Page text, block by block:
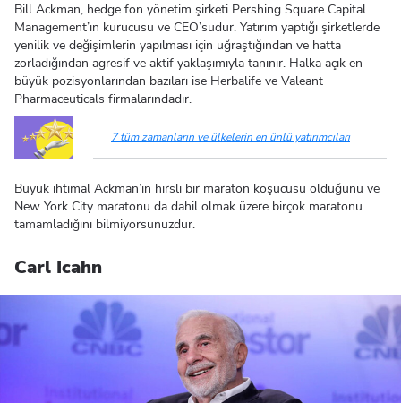
Bill Ackman, hedge fon yönetim şirketi Pershing Square Capital
Management’ın kurucusu ve CEO’sudur. Yatırım yaptığı şirketlerde
yenilik ve değişimlerin yapılması için uğraştığından ve hatta
zorladığından agresif ve aktif yaklaşımıyla tanınır. Halka açık en
büyük pozisyonlarından bazıları ise Herbalife ve Valeant
Pharmaceuticals firmalarındadır.
7 tüm zamanların ve ülkelerin en ünlü yatırımcıları
Büyük ihtimal Ackman’ın hırslı bir maraton koşucusu olduğunu ve
New York City maratonu da dahil olmak üzere birçok maratonu
tamamladığını bilmiyorsunuzdur.
Carl Icahn